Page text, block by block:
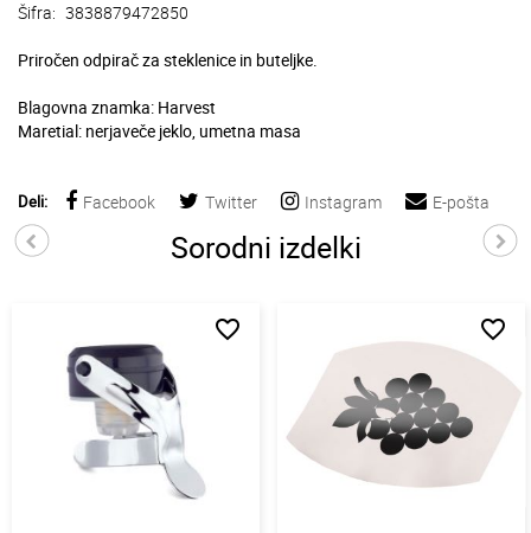
Šifra: 3838879472850
Priročen odpirač za steklenice in buteljke.
Blagovna znamka: Harvest
Maretial: nerjaveče jeklo, umetna masa
Deli: Facebook Twitter Instagram E-pošta
Sorodni izdelki
favorite_border favorite_border